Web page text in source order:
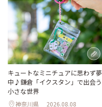
キュートなミニチュアに思わず夢
中♪鎌倉「イクスタン」で出会う
小さな世界
神奈川県 2026.08.08